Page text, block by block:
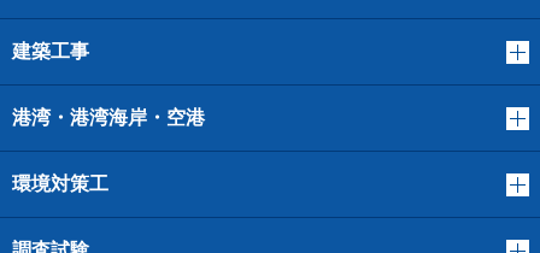
建築工事
港湾・港湾海岸・空港
環境対策工